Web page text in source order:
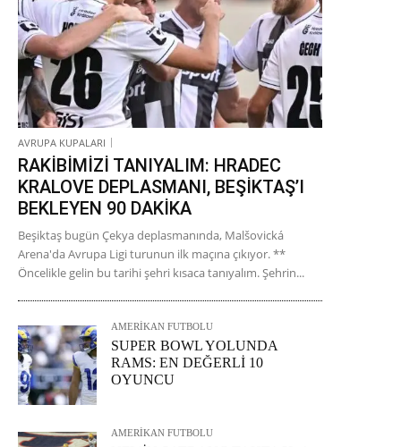
AVRUPA KUPALARI
RAKİBİMİZİ TANIYALIM: HRADEC
KRALOVE DEPLASMANI, BEŞİKTAŞ’I
BEKLEYEN 90 DAKİKA
Beşiktaş bugün Çekya deplasmanında, Malšovická
Arena'da Avrupa Ligi turunun ilk maçına çıkıyor. **
Öncelikle gelin bu tarihi şehri kısaca tanıyalım. Şehrin...
AMERİKAN FUTBOLU
SUPER BOWL YOLUNDA
RAMS: EN DEĞERLİ 10
OYUNCU
AMERİKAN FUTBOLU